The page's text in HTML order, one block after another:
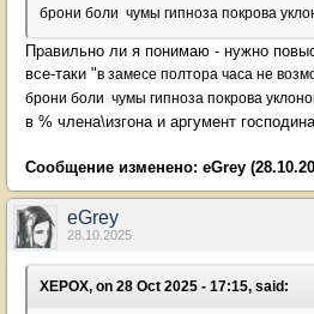
брони боли чумы гипноза покрова
Правильно ли я понимаю - нужно
все-таки "в замесе полтора часа не
брони боли чумы гипноза покрова
в % члена\изгона и аргумент
Сообщение изменено: eGrey
eGrey
28.10.2025
XEPOX, on 28 Oct 2025 - 17:15, said: